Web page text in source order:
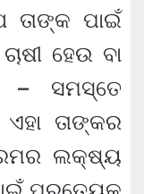
ତାଙ୍କ ପାଇଁ
ହେଉ ବା
– ସମସ୍ତେ
ତାଙ୍କର
ଲକ୍ଷ୍ୟ